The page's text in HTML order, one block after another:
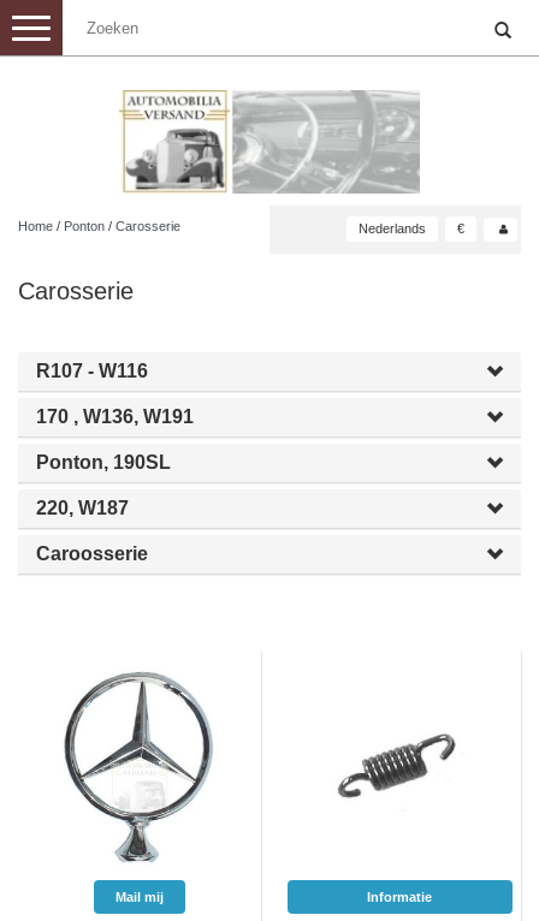
Toggle
navigation
Home / Ponton / Carosserie Nederlands €
Carosserie
R107 - W116
170 , W136, W191
Ponton, 190SL
220, W187
Caroosserie
Mail mij Informatie